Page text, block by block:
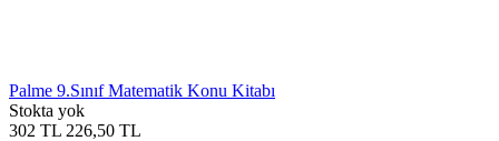
Palme 9.Sınıf Matematik Konu Kitabı
Stokta yok
302 TL 226,50 TL